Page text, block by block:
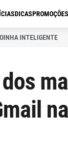
DICASPROMOÇÕES
INTELIGENTE